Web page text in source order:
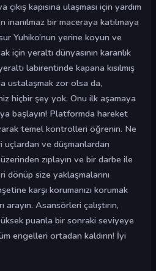
kapısına ulaşması için yardım
bir maceraya katılmaya
Yuhiko’nun yerine koyun ve
için yeraltı dünyasının karanlık
labirentinde kapana kısılmış
ustalaşmak zor olsa da,
hiçbir şey yok. Onu ilk aşamaya
başlayın! Platformda hareket
temel kontrolleri öğrenin. Ne
uçlardan ve düşmanlardan
üzerinden zıplayın ve bir darbe ile
dönüp size yaklaşmalarını
karşı korumanızı korumak
Asansörleri çalıştırın,
puanla bir sonraki seviyeye
engelleri ortadan kaldırın! İyi